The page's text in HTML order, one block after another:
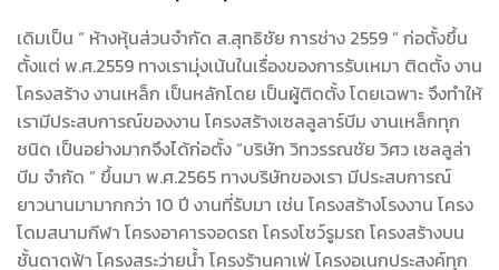
เดิมเป็น “ ห้างหุ้นส่วนจำกัด ส.สุทธิชัย การช่าง 2559 ” ก่อตั้งขึ้น
ตั้งแต่ พ.ศ.2559 ทางเรามุ่งเน้นในเรื่องของการรับเหมา ติดตั้ง งาน
โครงสร้าง งานเหล็ก เป็นหลักโดย เป็นผู้ติดตั้ง โดยเฉพาะ จึงทำให้
เรามีประสบการณ์ของงาน โครงสร้างเซลลูลาร์บีม งานเหล็กทุก
ชนิด เป็นอย่างมากจึงได้ก่อตั้ง “บริษัท วิทวรรณชัย วิศว เซลลูล่า
บีม จำกัด ” ขึ้นมา พ.ศ.2565 ทางบริษัทของเรา มีประสบการณ์
ยาวนานมามากกว่า 10 ปี งานที่รับมา เช่น โครงสร้างโรงงาน โครง
โดมสนามกีฬา โครงอาคารจอดรถ โครงโชว์รูมรถ โครงสร้างบน
ชั้นดาดฟ้า โครงสระว่ายน้ำ โครงร้านคาเฟ่ โครงอเนกประสงค์ทุก